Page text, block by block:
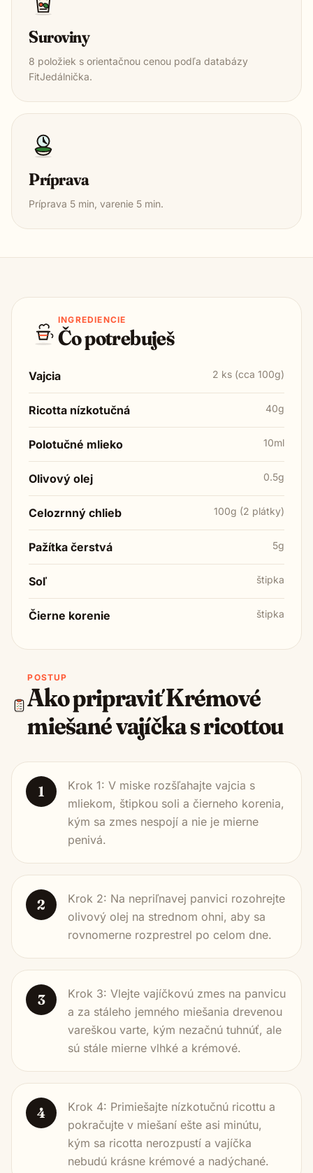
Suroviny
8 položiek s orientačnou cenou podľa databázy
FitJedálnička.
Príprava
Príprava 5 min, varenie 5 min.
INGREDIENCIE
Čo potrebuješ
Vajcia 2 ks (cca 100g)
Ricotta nízkotučná 40g
Polotučné mlieko 10ml
Olivový olej 0.5g
Celozrnný chlieb 100g (2 plátky)
Pažítka čerstvá 5g
Soľ štipka
Čierne korenie štipka
POSTUP
Ako pripraviťKrémové
miešané vajíčka s ricottou
1
Krok 1: V miske rozšľahajte vajcia s
mliekom, štipkou soli a čierneho korenia,
kým sa zmes nespojí a nie je mierne
penivá.
2
Krok 2: Na nepriľnavej panvici rozohrejte
olivový olej na strednom ohni, aby sa
rovnomerne rozprestrel po celom dne.
3
Krok 3: Vlejte vajíčkovú zmes na panvicu
a za stáleho jemného miešania drevenou
vareškou varte, kým nezačnú tuhnúť, ale
sú stále mierne vlhké a krémové.
4
Krok 4: Primiešajte nízkotučnú ricottu a
pokračujte v miešaní ešte asi minútu,
kým sa ricotta nerozpustí a vajíčka
nebudú krásne krémové a nadýchané.